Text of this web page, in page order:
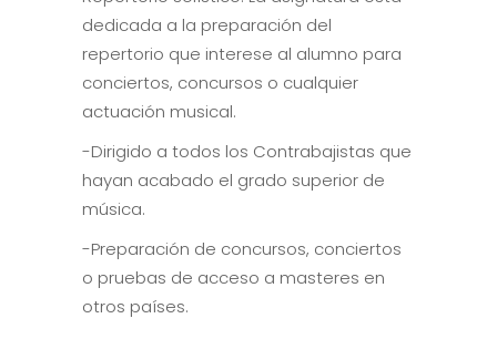
dedicada a la preparación del
repertorio que interese al alumno para
conciertos, concursos o cualquier
actuación musical.
-Dirigido a todos los Contrabajistas que
hayan acabado el grado superior de
música.
-Preparación de concursos, conciertos
o pruebas de acceso a masteres en
otros países.